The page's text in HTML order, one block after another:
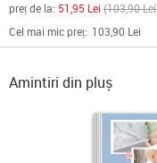
preț de la: 51,95 Lei 103,90 Lei
Cel mai mic preț: 103,90 Lei
Amintiri din pluș